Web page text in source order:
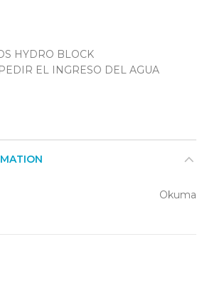
HYDRO BLOCK
EL INGRESO DEL AGUA
Okuma